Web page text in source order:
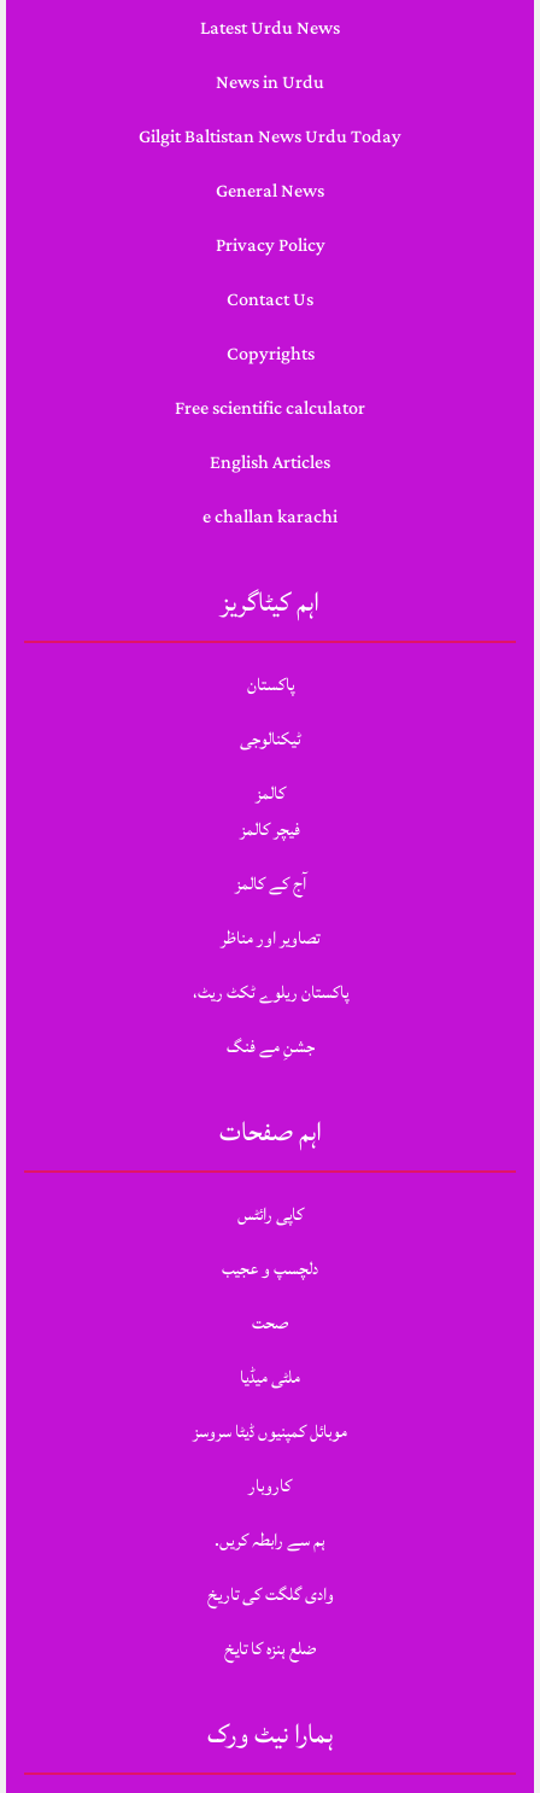
Latest Urdu News
News in Urdu
Gilgit Baltistan News Urdu Today
General News
Privacy Policy
Contact Us
Copyrights
Free scientific calculator
English Articles
e challan karachi
اہم کیٹاگریز
پاکستان
ٹیکنالوجی
کالمز
فیچر کالمز
آج کے کالمز
تصاویر اور مناظر
پاکستان ریلوے ٹکٹ ریٹ،
جشنِ مے فنگ
اہم صفحات
کاپی رائٹس
دلچسپ و عجیب
صحت
ملٹی میڈیا
موبائل کمپنیوں ڈیٹا سروسز
کاروبار
ہم سے رابطہ کریں.
وادی گلگت کی تاریخ
ضلع ہنزہ کا تایخ
ہمارا نیٹ ورک